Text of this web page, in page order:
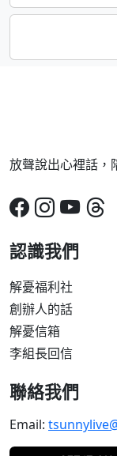
放聲說出心裡話，
認識我們
解憂福利社
創辦人的話
解憂信箱
李組長回信
聯絡我們
Email: